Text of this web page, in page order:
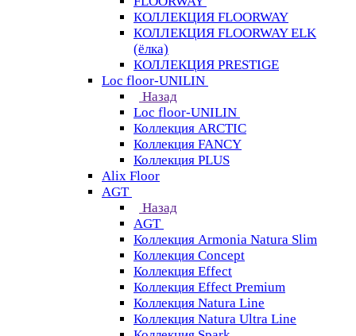
КОЛЛЕКЦИЯ FLOORWAY
КОЛЛЕКЦИЯ FLOORWAY ELK
(ёлка)
КОЛЛЕКЦИЯ PRESTIGE
Loс floor-UNILIN
Назад
Loс floor-UNILIN
Коллекция ARCTIС
Коллекция FANCY
Коллекция PLUS
Alix Floor
AGT
Назад
AGT
Коллекция Armonia Natura Slim
Коллекция Concept
Коллекция Effect
Коллекция Effect Premium
Коллекция Natura Line
Коллекция Natura Ultra Line